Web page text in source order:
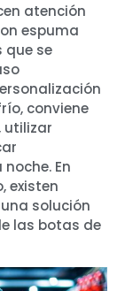
atención
espuma
que se
conviene
utilizar
En
existen
solución
las botas de